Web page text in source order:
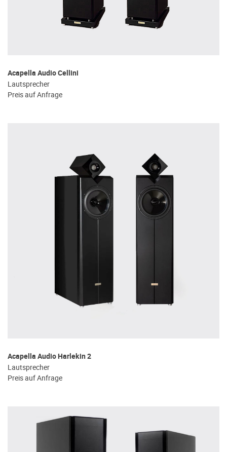
Acapella Audio Cellini
Lautsprecher
Preis auf Anfrage
Acapella Audio Harlekin 2
Lautsprecher
Preis auf Anfrage